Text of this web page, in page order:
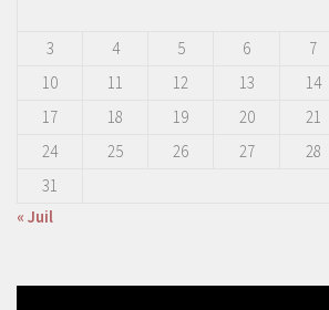
3
4 5 6 7
10
11 12 13 14
17
18 19 20 21
24
25 26 27 28
31
« Juil